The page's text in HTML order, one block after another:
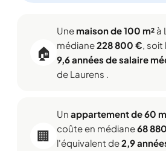
🏠
Une maison de 100 m² à
médiane228 800 €, soit
9,6 années de salaire
de Laurens .
🏢
Un appartement de 60
coûte en médiane68
l'équivalent de2,9